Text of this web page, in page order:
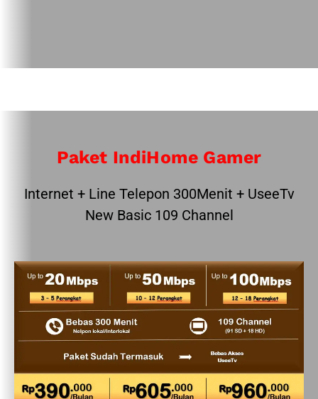
Paket IndiHome Gamer
Internet + Line Telepon 300Menit + UseeTv
New Basic 109 Channel